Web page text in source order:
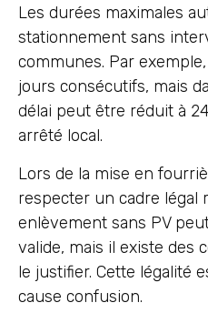
Les durées maximales
stationnement sans
communes. Par
jours consécutifs, mais
délai peut être réduit à
arrêté local.
Lors de la mise en
respecter un cadre légal
enlèvement sans PV
valide, mais il existe des
le justifier. Cette légalité
cause confusion.